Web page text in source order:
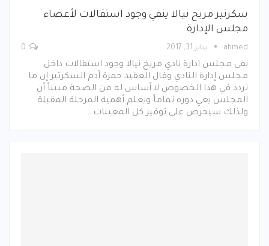
سكرتير مريخ نيالا ينفي وجود استقالات لأعضاء
مجلس الإدارة
ahmed يناير 31, 2017
نفى مجلس ادارة نادي مريخ نيالا وجود استقالات داخل
مجلس إدارة النادي وقال العقيد حمزة آدم السكرتير إن ما
تردد في هذا الخصوص لا أساس له من الصحة مبيناً أن
المجلس يعي دوره تماماً ويعلم أهمية المرحلة المقبلة
ولذلك سيحرص على توفير كل المعينات…